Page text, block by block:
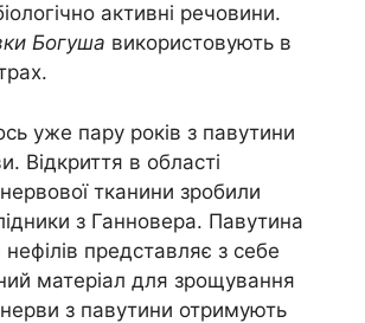
активні речовини.
Богуша використовують в
уже пару років з павутини
Відкриття в області
нервової тканини зробили
з Ганновера. Павутина
нефілів представляє з себе
матеріал для зрощування
з павутини отримують